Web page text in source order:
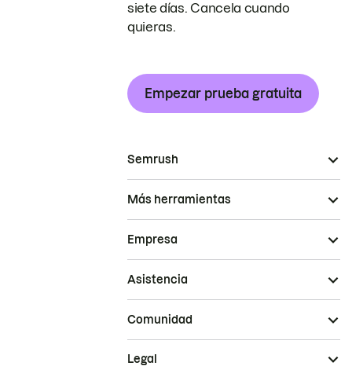
siete días. Cancela cuando
quieras.
Empezar prueba gratuita
Semrush
Más herramientas
Empresa
Asistencia
Comunidad
Legal